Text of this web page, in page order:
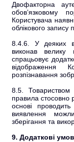
Двофакторна
обов’язковому
Користувача
облікового запису
8.4.6. У деяких
виконав велику
спрацьовує
відображення
розпізнавання
8.5. Товариством
правила стосовно
основі
виявлення
зберігання та
9. Додаткові